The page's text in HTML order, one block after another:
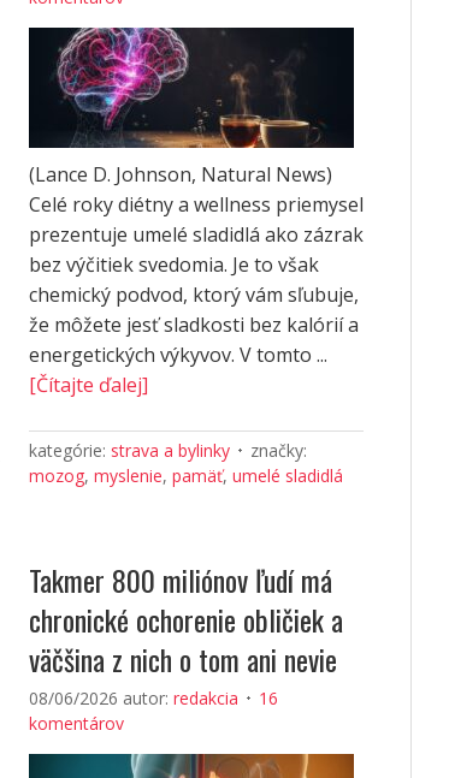
(Lance D. Johnson, Natural News)
Celé roky diétny a wellness priemysel
prezentuje umelé sladidlá ako zázrak
bez výčitiek svedomia. Je to však
chemický podvod, ktorý vám sľubuje,
že môžete jesť sladkosti bez kalórií a
energetických výkyvov. V tomto ...
[Čítajte ďalej]
kategórie: strava a bylinky
značky:
mozog, myslenie, pamäť, umelé sladidlá
Takmer 800 miliónov ľudí má
chronické ochorenie obličiek a
väčšina z nich o tom ani nevie
08/06/2026 autor: redakcia
16
komentárov